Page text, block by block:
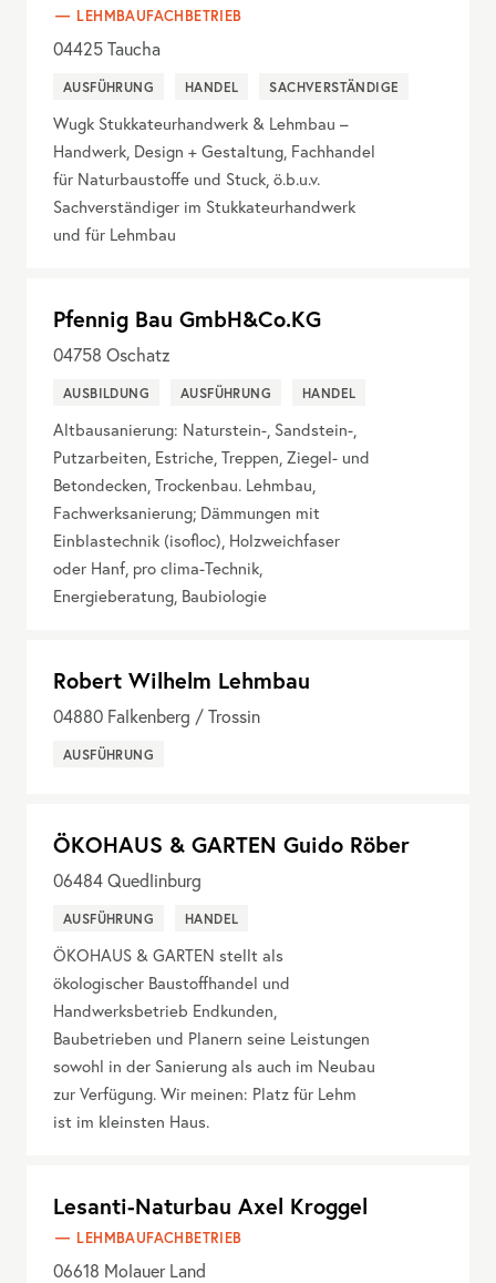
LEHMBAUFACHBETRIEB
04425Taucha
AUSFÜHRUNG HANDEL SACHVERSTÄNDIGE
Wugk Stukkateurhandwerk & Lehmbau –
Handwerk, Design + Gestaltung, Fachhandel
für Naturbaustoffe und Stuck, ö.b.u.v.
Sachverständiger im Stukkateurhandwerk
und für Lehmbau
Pfennig Bau GmbH&Co.KG
04758 Oschatz
AUSBILDUNG AUSFÜHRUNG HANDEL
Altbausanierung: Naturstein-, Sandstein-,
Putzarbeiten, Estriche, Treppen, Ziegel- und
Betondecken, Trockenbau. Lehmbau,
Fachwerksanierung; Dämmungen mit
Einblastechnik (isofloc), Holzweichfaser
oder Hanf, pro clima-Technik,
Energieberatung, Baubiologie
Robert Wilhelm Lehmbau
04880 Falkenberg / Trossin
AUSFÜHRUNG
ÖKOHAUS & GARTEN Guido Röber
06484Quedlinburg
AUSFÜHRUNG HANDEL
ÖKOHAUS & GARTEN stellt als
ökologischer Baustoffhandel und
Handwerksbetrieb Endkunden,
Baubetrieben und Planern seine Leistungen
sowohl in der Sanierung als auch im Neubau
zur Verfügung. Wir meinen: Platz für Lehm
ist im kleinsten Haus.
Lesanti-Naturbau Axel Kroggel
LEHMBAUFACHBETRIEB
06618 Molauer Land